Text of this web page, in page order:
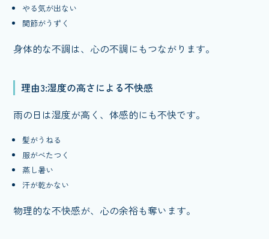
やる気が出ない
関節がうずく
身体的な不調は、心の不調にもつながります。
理由3:湿度の高さによる不快感
雨の日は湿度が高く、体感的にも不快です。
髪がうねる
服がべたつく
蒸し暑い
汗が乾かない
物理的な不快感が、心の余裕も奪います。